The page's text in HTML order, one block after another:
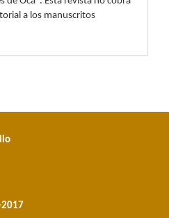
a los manuscritos
2017